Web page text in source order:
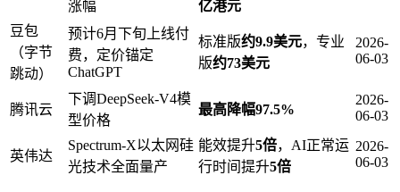
涨幅
亿港元
豆包
（字节
跳动）
预计6月下旬上线付
费，定价锚定
ChatGPT
标准版约9.9美元，专业
版约73美元
2026-
06-03
腾讯云
下调DeepSeek-V4模
型价格
最高降幅97.5%
2026-
06-03
英伟达
Spectrum-X以太网硅
光技术全面量产
能效提升5倍，AI正常运
行时间提升5倍
2026-
06-03